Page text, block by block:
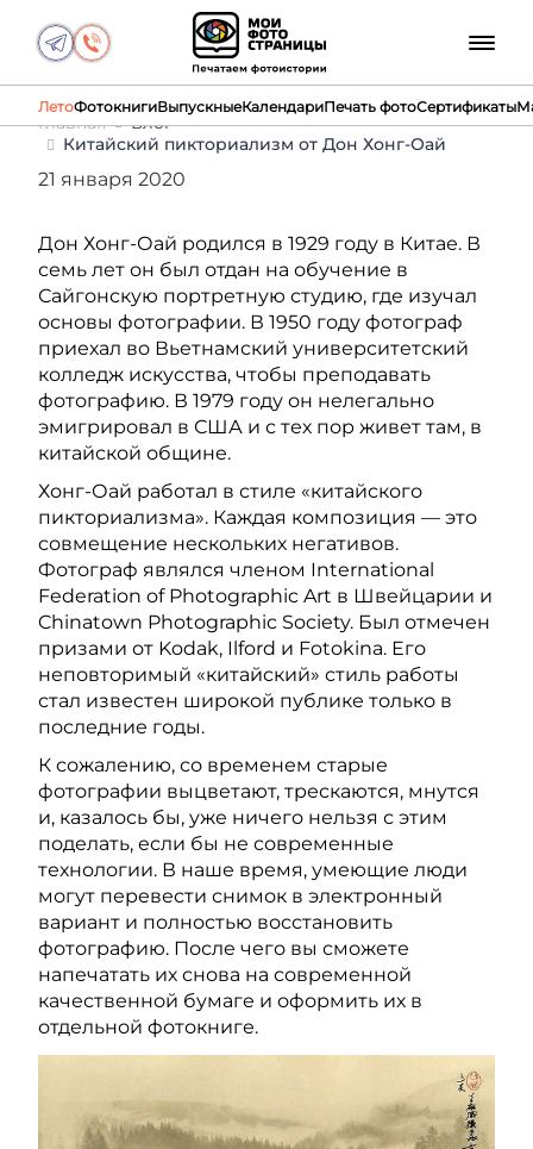
ЛетоФотокнигиВыпускныеКалендариПечать фотоСертификаты
Главная
Блог
Китайский пикториализм от Дон Хонг-Оай
21 января 2020
Дон Хонг-Оай родился в 1929 году в Китае. В
семь лет он был отдан на обучение в
Сайгонскую портретную студию, где изучал
основы фотографии. В 1950 году фотограф
приехал во Вьетнамский университетский
колледж искусства, чтобы преподавать
фотографию. В 1979 году он нелегально
эмигрировал в США и с тех пор живет там, в
китайской общине.
Хонг-Оай работал в стиле «китайского
пикториализма». Каждая композиция — это
совмещение нескольких негативов.
Фотограф являлся членом International
Federation of Photographic Art в Швейцарии и
Chinatown Photographic Society. Был отмечен
призами от Kodak, Ilford и Fotokina. Его
неповторимый «китайский» стиль работы
стал известен широкой публике только в
последние годы.
К сожалению, со временем старые
фотографии выцветают, трескаются, мнутся
и, казалось бы, уже ничего нельзя с этим
поделать, если бы не современные
технологии. В наше время, умеющие люди
могут перевести снимок в электронный
вариант и полностью восстановить
фотографию. После чего вы сможете
напечатать их снова на современной
качественной бумаге и оформить их в
отдельной фотокниге.